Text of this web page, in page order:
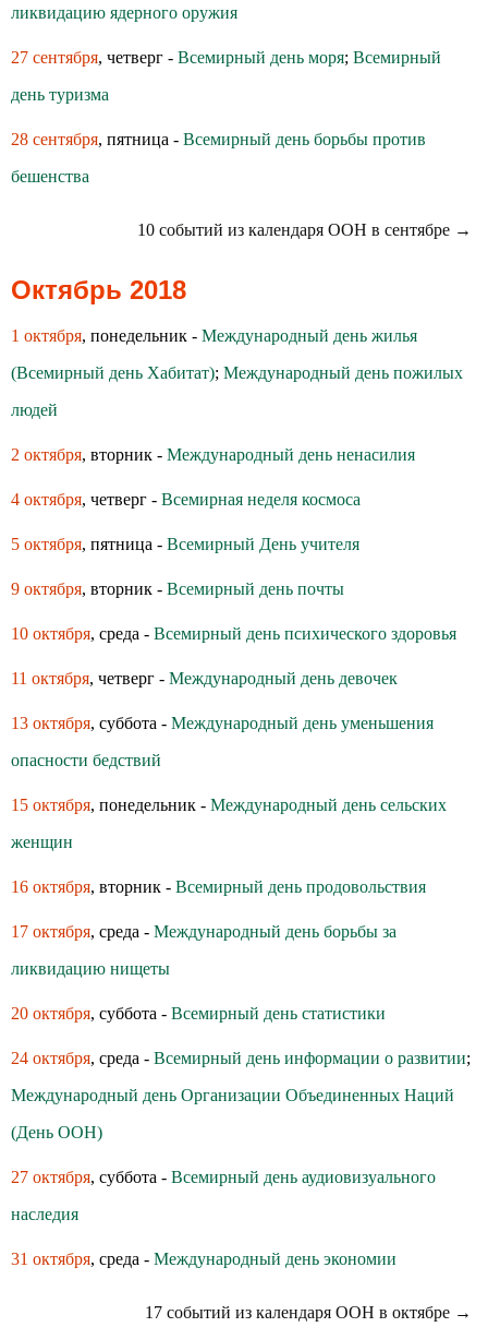
ликвидацию ядерного оружия
27 сентября, четверг - Всемирный день моря; Всемирный
день туризма
28 сентября, пятница - Всемирный день борьбы против
бешенства
10 событий из календаря ООН в сентябре →
Октябрь 2018
1 октября, понедельник - Международный день жилья
(Всемирный день Хабитат); Международный день пожилых
людей
2 октября, вторник - Международный день ненасилия
4 октября, четверг - Всемирная неделя космоса
5 октября, пятница - Всемирный День учителя
9 октября, вторник - Всемирный день почты
10 октября, среда - Всемирный день психического здоровья
11 октября, четверг - Международный день девочек
13 октября, суббота - Международный день уменьшения
опасности бедствий
15 октября, понедельник - Международный день сельских
женщин
16 октября, вторник - Всемирный день продовольствия
17 октября, среда - Международный день борьбы за
ликвидацию нищеты
20 октября, суббота - Всемирный день статистики
24 октября, среда - Всемирный день информации о развитии;
Международный день Организации Объединенных Наций
(День ООН)
27 октября, суббота - Всемирный день аудиовизуального
наследия
31 октября, среда - Международный день экономии
17 событий из календаря ООН в октябре →